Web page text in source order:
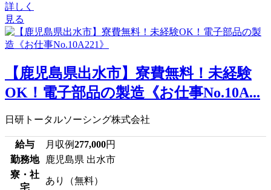
詳しく
見る
【鹿児島県出水市】寮費無料！未経験
OK！電子部品の製造《お仕事No.10A...
日研トータルソーシング株式会社
給与 月収例277,000円
勤務地
鹿児島県 出水市
寮・社
宅
あり（無料）